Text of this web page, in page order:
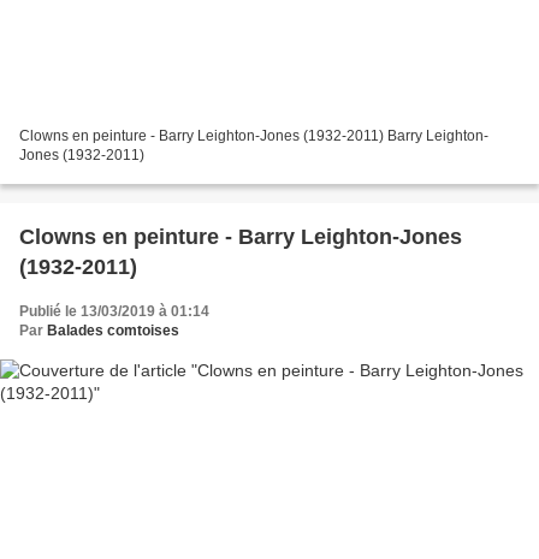
Clowns en peinture - Barry Leighton-Jones (1932-2011) Barry Leighton-
Jones (1932-2011)
Clowns en peinture - Barry Leighton-Jones
(1932-2011)
Publié le 13/03/2019 à 01:14
Par Balades comtoises